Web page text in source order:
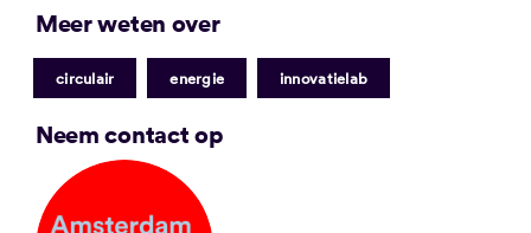
Meer weten over
circulair energie innovatielab
Neem contact op